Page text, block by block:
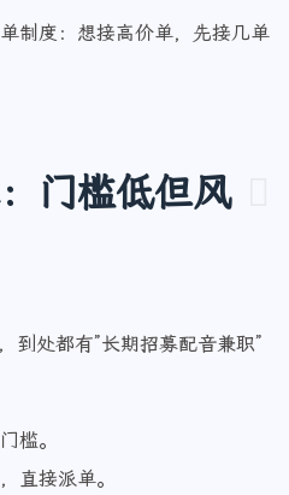
制度：想接高价单，先接几单
门槛低但风
到处都有”长期招募配音兼职”
槛。
直接派单。